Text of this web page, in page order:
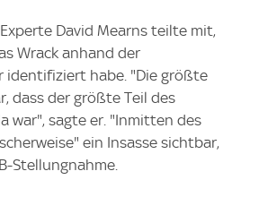
David Mearns teilte mit,
Wrack anhand der
identifiziert habe. "Die größte
dass der größte Teil des
war", sagte er. "Inmitten des
ein Insasse sichtbar,
Stellungnahme.